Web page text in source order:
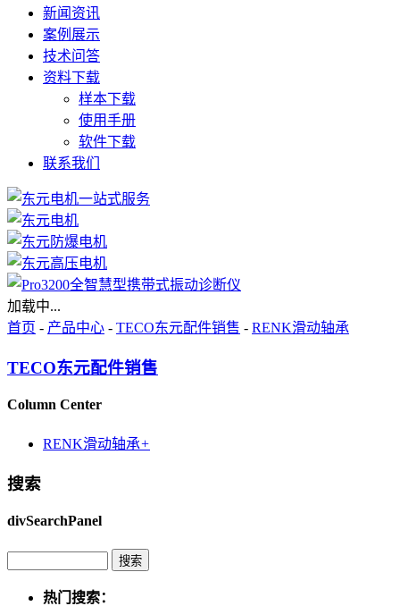
新闻资讯
案例展示
技术问答
资料下载
样本下载
使用手册
软件下载
联系我们
加载中...
首页 - 产品中心 - TECO东元配件销售 - RENK滑动轴承
TECO东元配件销售
Column Center
RENK滑动轴承+
搜索
divSearchPanel
热门搜索：